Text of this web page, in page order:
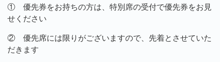
① 優先券をお持ちの方は、特別席の受付で優先券をお見
せください
② 優先席には限りがございますので、先着とさせていた
だきます